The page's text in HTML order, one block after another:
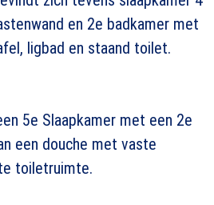
en 2e badkamer met
ligbad en staand toilet.
5e Slaapkamer met een 2e
een douche met vaste
toiletruimte.